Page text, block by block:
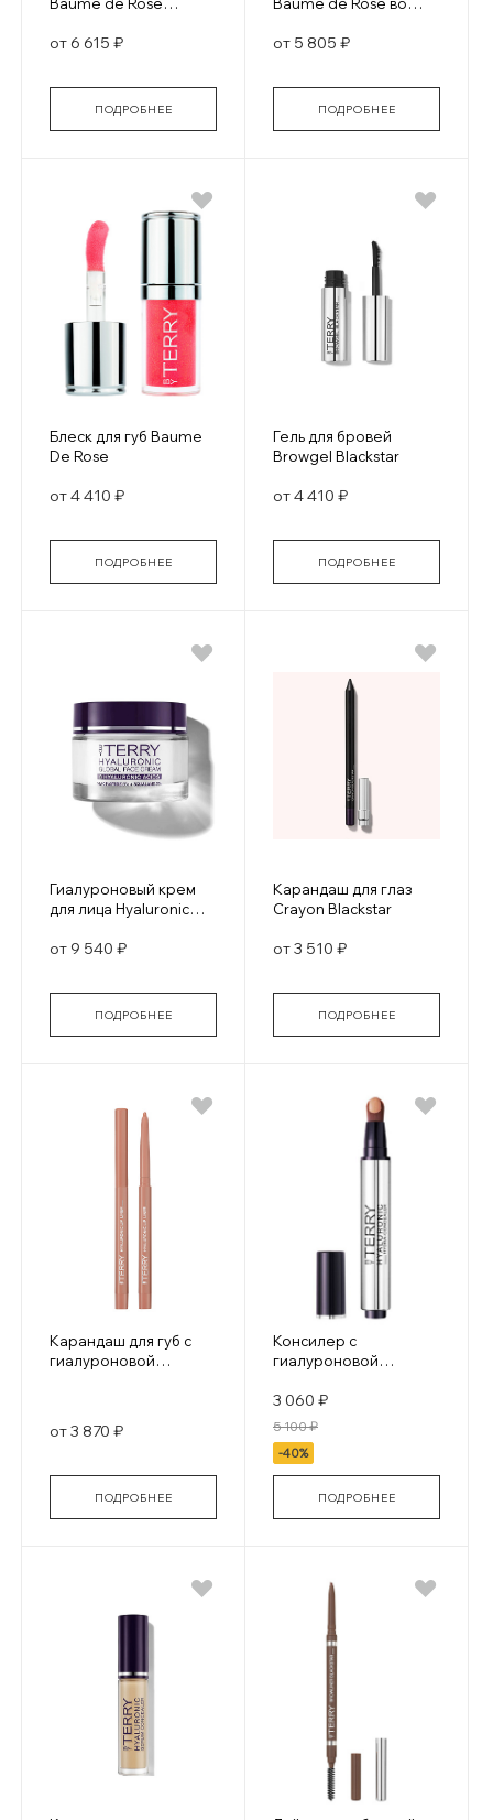
питательный
от 6 615 ₽
ПОДРОБНЕЕ
от 5 805 ₽
ПОДРОБНЕЕ
Блеск для губ Baume
De Rose
от 4 410 ₽
ПОДРОБНЕЕ
Гель для бровей
Browgel Blackstar
от 4 410 ₽
ПОДРОБНЕЕ
Гиалуроновый крем
для лица Hyaluronic
от 9 540 ₽
ПОДРОБНЕЕ
Карандаш для глаз
Crayon Blackstar
от 3 510 ₽
ПОДРОБНЕЕ
Карандаш для губ с
гиалуроновой
от 3 870 ₽
ПОДРОБНЕЕ
Консилер с
гиалуроновой
Hydra Concealer
3 060 ₽
5 100 ₽
-40%
ПОДРОБНЕЕ